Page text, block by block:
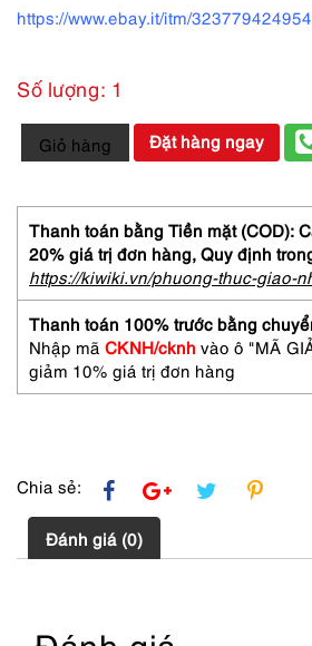
https://www.ebay.it/itm/323779424954
Số lượng: 1
5250-
Túi
tay-
ETRO
Paisley
Italy
vintage
boston
bag-
Đã
sử
lượng
Giỏ hàng Đặt hàng ngay
Thanh toán bằng Tiền mặt (COD):
20% giá trị đơn hàng, Quy định
https://kiwiki.vn/phuong-thuc-giao-
Thanh toán 100% trước bằng
Nhập mã CKNH/cknh vào ô "MÃ
giảm 10% giá trị đơn hàng
Chia sẻ:
Đánh giá (0)